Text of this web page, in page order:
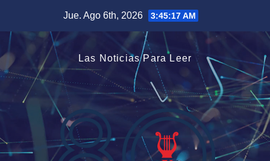
contenido
Jue. Ago 6th, 2026 3:45:17 AM
Las Noticias Para Leer